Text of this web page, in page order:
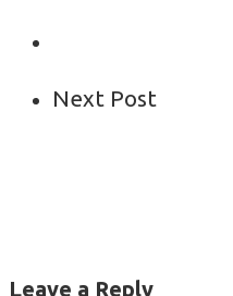
Next Post
Leave a Reply